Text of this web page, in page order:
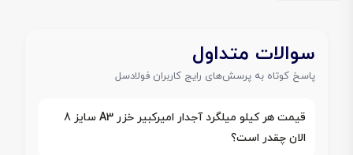
سوالات متداول
پاسخ کوتاه به پرسش‌های رایج کاربران فولادسل
قیمت هر کیلو میلگرد آجدار امیرکبیر خزر A3 سایز 8
الان چقدر است؟